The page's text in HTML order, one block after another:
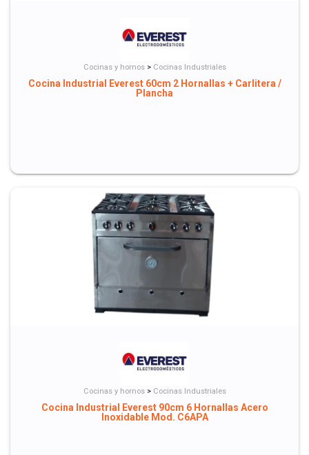
Cocinas y hornos >Cocinas Industriales
Cocina Industrial Everest 60cm 2 Hornallas + Carlitera /
Plancha
Cocinas y hornos >Cocinas Industriales
Cocina Industrial Everest 90cm 6 Hornallas Acero
Inoxidable Mod. C6APA